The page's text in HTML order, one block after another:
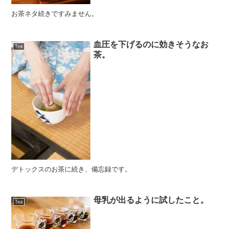
お茶ネタ続きですみません。
Tea
血圧を下げるのに効きそうなお
茶。
デトックスのお茶に続き、備忘録です。
Tea 母乳が出るように試したこと。